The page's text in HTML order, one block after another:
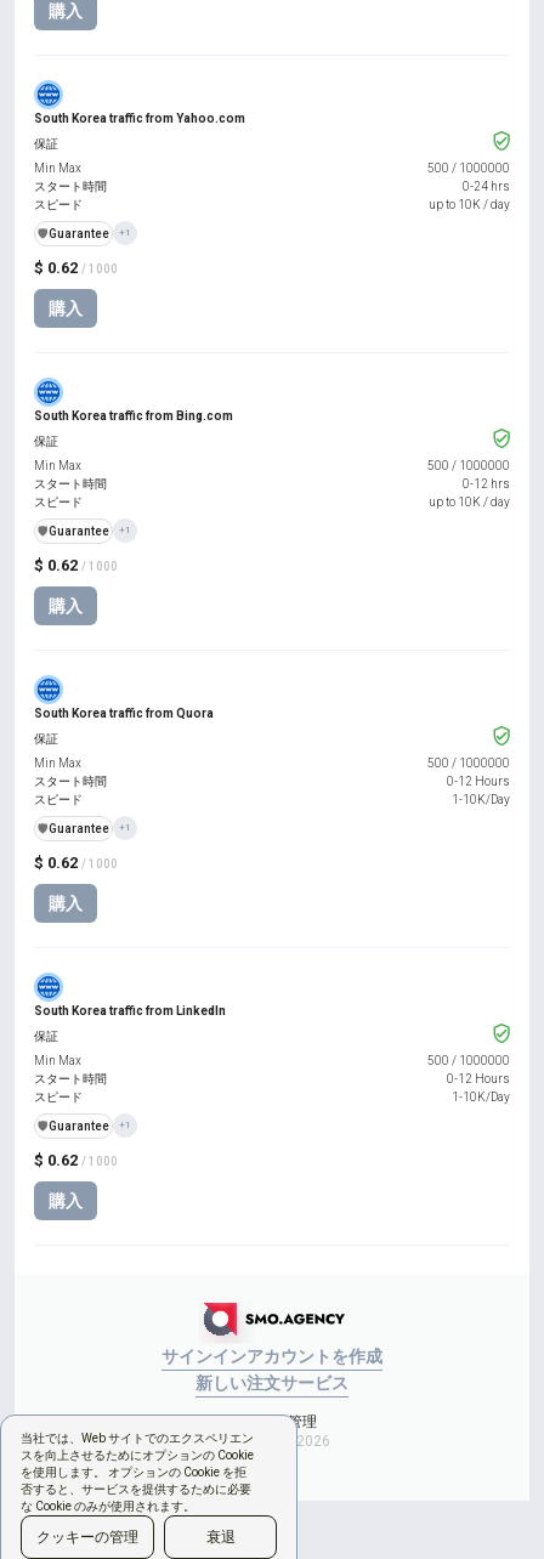
当社では、Web サイトでのエクスペリエン
スを向上させるためにオプションの Cookie
を使用します。 オプションの Cookie を拒
否すると、サービスを提供するために必要
な Cookie のみが使用されます。
クッキーの管理 衰退
購入
South Korea traffic from Yahoo.com
$ 0.62 / 1000
購入
保証
Min Max
500 / 1000000
スタート時間
0-24 hrs
スピード
up to 10K / day
️🛡️Guarantee +1
South Korea traffic from Bing.com
$ 0.62 / 1000
購入
保証
Min Max
500 / 1000000
スタート時間
0-12 hrs
スピード
up to 10K / day
️🛡️Guarantee +1
South Korea traffic from Quora
$ 0.62 / 1000
購入
保証
Min Max
500 / 1000000
スタート時間
0-12 Hours
スピード
1-10K/Day
️🛡️Guarantee +1
South Korea traffic from LinkedIn
$ 0.62 / 1000
購入
保証
Min Max
500 / 1000000
スタート時間
0-12 Hours
スピード
1-10K/Day
️🛡️Guarantee +1
サインインアカウントを作成
新しい注文サービス
Cookieの管理
Copyright © 2026